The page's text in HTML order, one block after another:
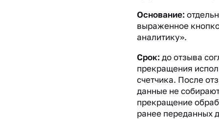
Основание:
выраженное
аналитику».
Срок: до отзыва
прекращения
счетчика. После
данные не
прекращение
ранее переданных